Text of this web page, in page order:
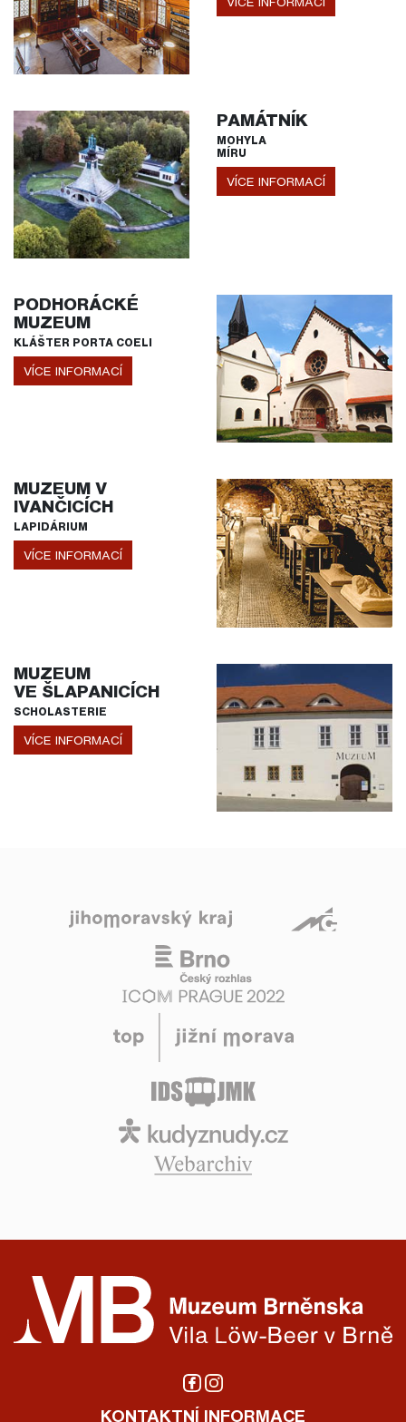
PAMÁTNÍK
MOHYLA
MÍRU
VÍCE INFORMACÍ
PODHORÁCKÉ
MUZEUM
KLÁŠTER PORTA COELI
VÍCE INFORMACÍ
MUZEUM V
IVANČICÍCH
LAPIDÁRIUM
VÍCE INFORMACÍ
MUZEUM
VE ŠLAPANICÍCH
SCHOLASTERIE
VÍCE INFORMACÍ
KONTAKTNÍ INFORMACE